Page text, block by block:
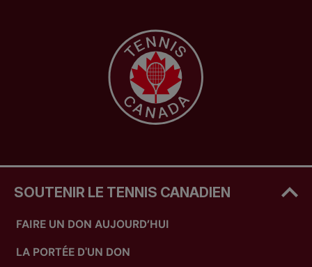
SOUTENIR LE TENNIS CANADIEN
FAIRE UN DON AUJOURD’HUI
LA PORTÉE D'UN DON